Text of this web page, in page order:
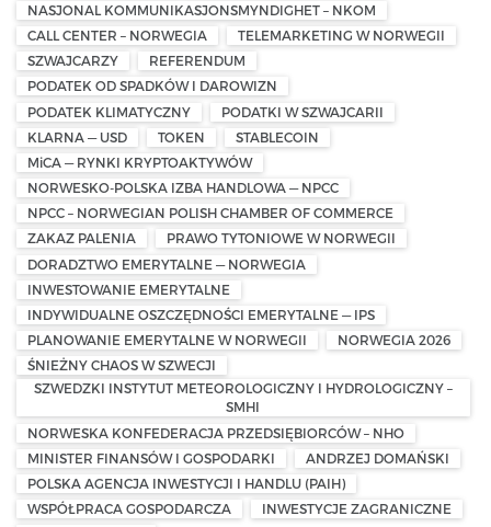
NASJONAL KOMMUNIKASJONSMYNDIGHET – NKOM
CALL CENTER – NORWEGIA
TELEMARKETING W NORWEGII
SZWAJCARZY
REFERENDUM
PODATEK OD SPADKÓW I DAROWIZN
PODATEK KLIMATYCZNY
PODATKI W SZWAJCARII
KLARNA — USD
TOKEN
STABLECOIN
MiCA — RYNKI KRYPTOAKTYWÓW
NORWESKO-POLSKA IZBA HANDLOWA — NPCC
NPCC – NORWEGIAN POLISH CHAMBER OF COMMERCE
ZAKAZ PALENIA
PRAWO TYTONIOWE W NORWEGII
DORADZTWO EMERYTALNE — NORWEGIA
INWESTOWANIE EMERYTALNE
INDYWIDUALNE OSZCZĘDNOŚCI EMERYTALNE — IPS
PLANOWANIE EMERYTALNE W NORWEGII
NORWEGIA 2026
ŚNIEŻNY CHAOS W SZWECJI
SZWEDZKI INSTYTUT METEOROLOGICZNY I HYDROLOGICZNY –
SMHI
NORWESKA KONFEDERACJA PRZEDSIĘBIORCÓW – NHO
MINISTER FINANSÓW I GOSPODARKI
ANDRZEJ DOMAŃSKI
POLSKA AGENCJA INWESTYCJI I HANDLU (PAIH)
WSPÓŁPRACA GOSPODARCZA
INWESTYCJE ZAGRANICZNE